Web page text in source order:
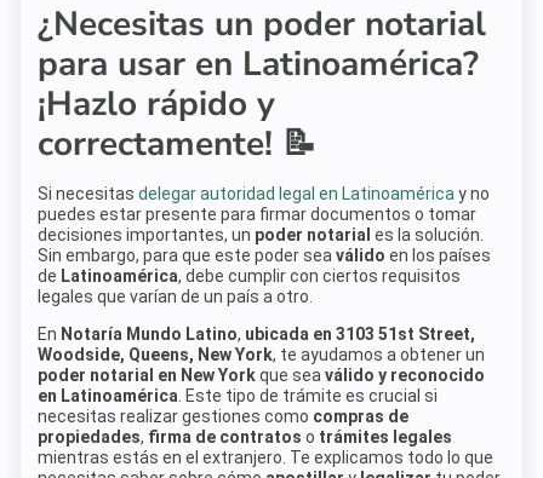
¿Necesitas un poder notarial
para usar en Latinoamérica?
¡Hazlo rápido y
correctamente! 📝
Si necesitas delegar autoridad legal en Latinoamérica y no
puedes estar presente para firmar documentos o tomar
decisiones importantes, un poder notarial es la solución.
Sin embargo, para que este poder sea válido en los países
de Latinoamérica, debe cumplir con ciertos requisitos
legales que varían de un país a otro.
En Notaría Mundo Latino, ubicada en 3103 51st Street,
Woodside, Queens, New York, te ayudamos a obtener un
poder notarial en New Yorkque seaválido y reconocido
en Latinoamérica. Este tipo de trámite es crucial si
necesitas realizar gestiones como compras de
propiedades, firma de contratos o trámites legales
mientras estás en el extranjero. Te explicamos todo lo que